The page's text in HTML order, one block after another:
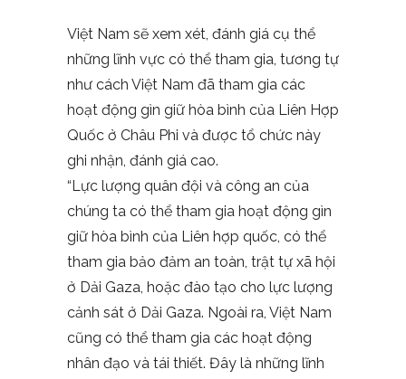
Việt Nam sẽ xem xét, đánh giá cụ thể
những lĩnh vực có thể tham gia, tương tự
như cách Việt Nam đã tham gia các
hoạt động gìn giữ hòa bình của Liên Hợp
Quốc ở Châu Phi và được tổ chức này
ghi nhận, đánh giá cao.
“Lực lượng quân đội và công an của
chúng ta có thể tham gia hoạt động gìn
giữ hòa bình của Liên hợp quốc, có thể
tham gia bảo đảm an toàn, trật tự xã hội
ở Dải Gaza, hoặc đào tạo cho lực lượng
cảnh sát ở Dải Gaza. Ngoài ra, Việt Nam
cũng có thể tham gia các hoạt động
nhân đạo và tái thiết. Đây là những lĩnh